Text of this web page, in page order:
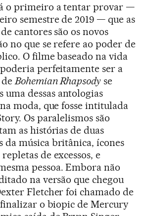
o primeiro a tentar provar —
semestre de 2019 — que as
cantores são os novos
no que se refere ao poder de
O filme baseado na vida
poderia perfeitamente ser a
deBohemian Rhapsody se
uma dessas antologias
moda, que fosse intitulada
Os paralelismos são
as histórias de duas
da música britânica, ícones
de excessos, e
pessoa. Embora não
na versão que chegou
Fletcher foi chamado de
o biopic de Mercury